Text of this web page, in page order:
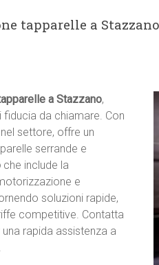
tapparelle a Stazzano
a Stazzano,
fiducia da chiamare. Con
settore, offre un
serrande e
che include la
e
soluzioni rapide,
competitive. Contatta
una rapida assistenza a